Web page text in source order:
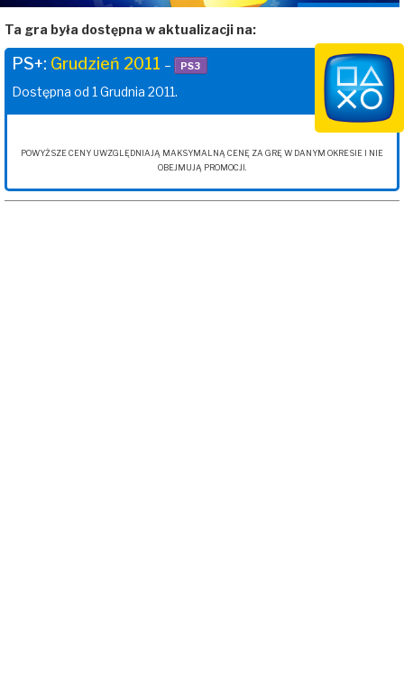
Ta gra była dostępna w aktualizacji na:
PS+: Grudzień 2011 – PS3
Dostępna od 1 Grudnia 2011.
POWYŻSZE CENY UWZGLĘDNIAJĄ MAKSYMALNĄ CENĘ ZA GRĘ W DANYM OKRESIE I NIE
OBEJMUJĄ PROMOCJI.